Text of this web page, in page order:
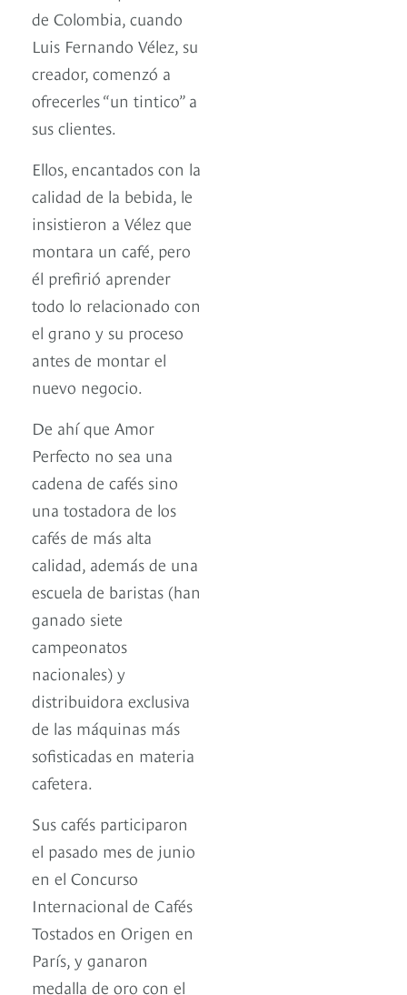
de Colombia, cuando
Luis Fernando Vélez, su
creador, comenzó a
ofrecerles “un tintico” a
sus clientes.
Ellos, encantados con la
calidad de la bebida, le
insistieron a Vélez que
montara un café, pero
él prefirió aprender
todo lo relacionado con
el grano y su proceso
antes de montar el
nuevo negocio.
De ahí que Amor
Perfecto no sea una
cadena de cafés sino
una tostadora de los
cafés de más alta
calidad, además de una
escuela de baristas (han
ganado siete
campeonatos
nacionales) y
distribuidora exclusiva
de las máquinas más
sofisticadas en materia
cafetera.
Sus cafés participaron
el pasado mes de junio
en el Concurso
Internacional de Cafés
Tostados en Origen en
París, y ganaron
medalla de oro con el